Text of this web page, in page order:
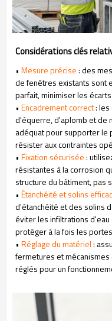
Considérations clés
• Mesure précise: des
de fenêtres existants sont
parfait, minimiser les
• Encadrement correct:
d'équerre, d'aplomb et de
adéquat pour supporter
résister aux contraintes
• Fixation sécurisée:
résistantes à la corrosion
structure du bâtiment, pas
• Étanchéité et solins
d'étanchéité et des solins
éviter les infiltrations
protéger à la fois les
• Réglage du matériel:
fermetures et
réglés pour un